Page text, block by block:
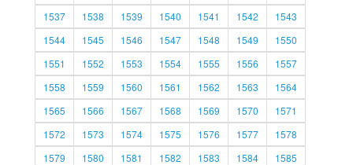
1537
1538 1539 1540 1541 1542
1543
1544
1545 1546 1547 1548 1549
1550
1551
1552 1553 1554 1555 1556
1557
1558
1559 1560 1561 1562 1563
1564
1565
1566 1567 1568 1569 1570
1571
1572
1573 1574 1575 1576 1577
1578
1579
1580 1581 1582 1583 1584
1585